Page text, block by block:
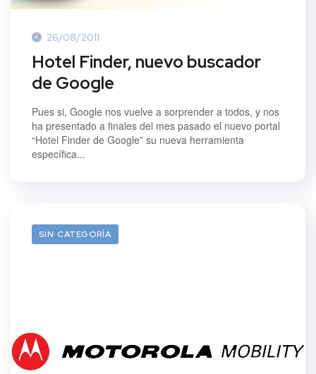
26/08/2011
Hotel Finder, nuevo buscador
de Google
Pues si, Google nos vuelve a sorprender a todos, y nos
ha presentado a finales del mes pasado el nuevo portal
“Hotel Finder de Google” su nueva herramienta
específica...
SIN CATEGORÍA